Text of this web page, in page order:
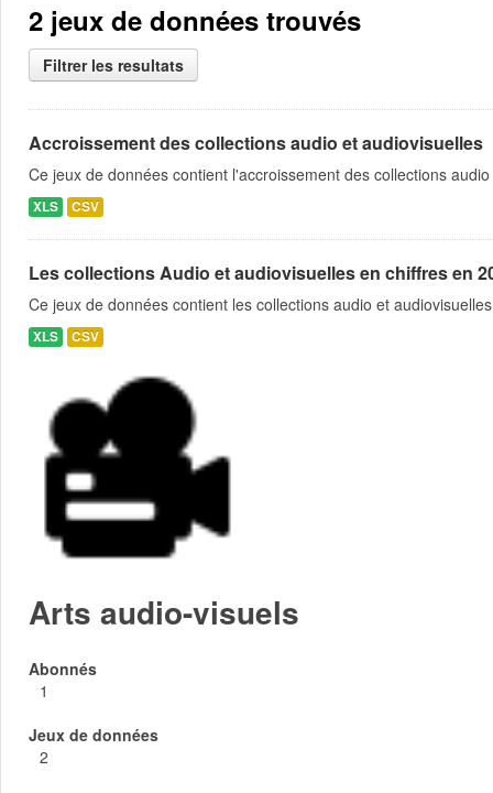
2 jeux de données trouvés
Filtrer les resultats
Accroissement des collections audio et audiovisuelles
Ce jeux de données contient l'accroissement des collections
XLS CSV
Les collections Audio et audiovisuelles en chiffres en
Ce jeux de données contient les collections audio et
XLS CSV
Arts audio-visuels
Abonnés
1
Jeux de données
2